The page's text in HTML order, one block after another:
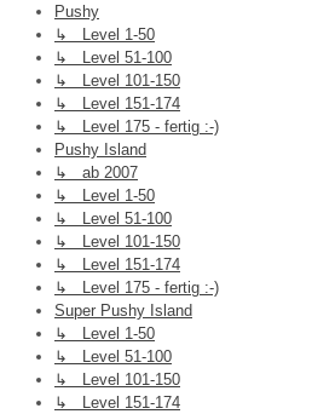
Pushy
↳ Level 1-50
↳ Level 51-100
↳ Level 101-150
↳ Level 151-174
↳ Level 175 - fertig :-)
Pushy Island
↳ ab 2007
↳ Level 1-50
↳ Level 51-100
↳ Level 101-150
↳ Level 151-174
↳ Level 175 - fertig :-)
Super Pushy Island
↳ Level 1-50
↳ Level 51-100
↳ Level 101-150
↳ Level 151-174